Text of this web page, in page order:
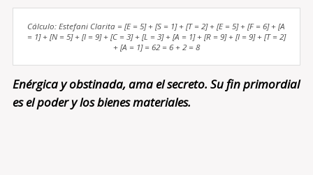
Cálculo: Estefani Clarita = [E = 5] + [S = 1] + [T = 2] + [E = 5] + [F = 6] + [A
= 1] + [N = 5] + [I = 9] + [C = 3] + [L = 3] + [A = 1] + [R = 9] + [I = 9] + [T = 2]
+ [A = 1] = 62 = 6 + 2 = 8
Enérgica y obstinada, ama el secreto. Su fin primordial
es el poder y los bienes materiales.